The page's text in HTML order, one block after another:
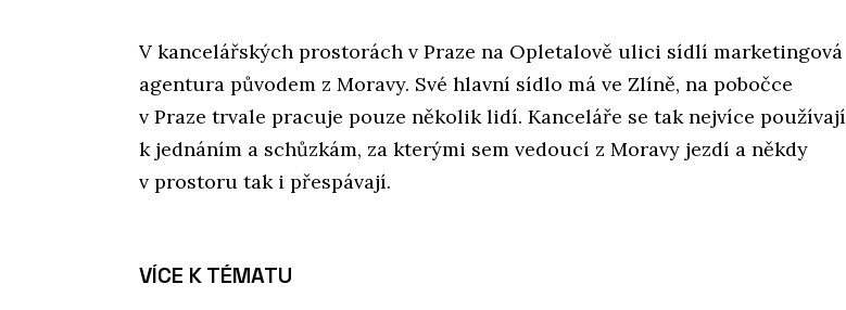
V kancelářských prostorách v Praze na Opletalově ulici sídlí marketingová
agentura původem z Moravy. Své hlavní sídlo má ve Zlíně, na pobočce
v Praze trvale pracuje pouze několik lidí. Kanceláře se tak nejvíce používají
k jednáním a schůzkám, za kterými sem vedoucí z Moravy jezdí a někdy
v prostoru tak i přespávají.
VÍCE K TÉMATU